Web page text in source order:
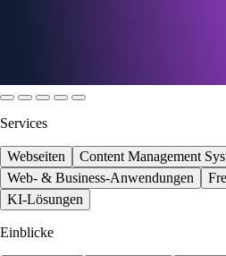
Services
Webseiten
Content Management
Web- & Business-Anwendungen
KI-Lösungen
Einblicke